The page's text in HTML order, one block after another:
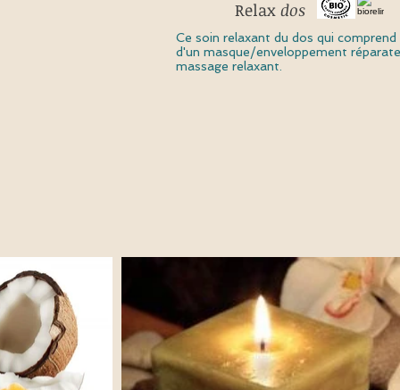
Ce soin relaxant du dos qui
d'un masque/enveloppement
massage relaxant.
Relax dos